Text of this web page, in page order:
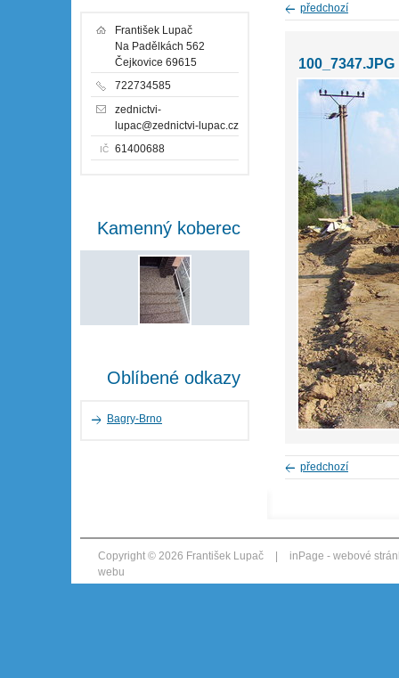
předchozí
100_7347.JPG
předchozí
František Lupač
Na Padělkách 562
Čejkovice 69615
722734585
zednictvi-
lupac@zednictvi-lupac.cz
IČ 61400688
Kamenný koberec
Oblíbené odkazy
Bagry-Brno
Copyright © 2026 František Lupač | inPage - webové
webu